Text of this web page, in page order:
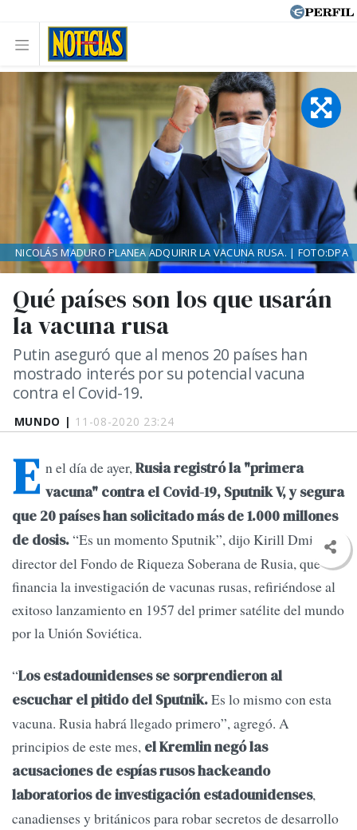
MUNDO | 11-08-2020 23:24
Qué países son los que usarán
la vacuna rusa
Putin aseguró que al menos 20 países han
mostrado interés por su potencial vacuna
contra el Covid-19.
NICOLÁS MADURO PLANEA ADQUIRIR LA VACUNA RUSA. | FOTO:DPA
E n el día de ayer,Rusia registró la "primera
vacuna" contra el Covid-19, Sputnik V, y segura
que 20 países han solicitado más de 1.000 millones
de dosis.“Es un momento Sputnik”, dijo Kirill Dmitriev,
director del Fondo de Riqueza Soberana de Rusia, que
financia la investigación de vacunas rusas, refiriéndose al
exitoso lanzamiento en 1957 del primer satélite del mundo
por la Unión Soviética.
“Los estadounidenses se sorprendieron al
escuchar el pitido del Sputnik.Es lo mismo con esta
vacuna. Rusia habrá llegado primero”, agregó. A
principios de este mes, el Kremlin negó las
acusaciones de espías rusos hackeando
laboratorios de investigación estadounidenses,
canadienses y británicos para robar secretos de desarrollo